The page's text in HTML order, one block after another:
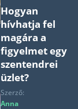
Hogyan
hívhatja fel
magára a
figyelmet egy
szentendrei
üzlet?
Szerző:
Anna